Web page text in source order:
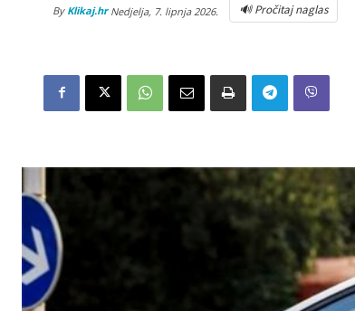
By Klikaj.hr Nedjelja, 7. lipnja 2026. 🔊 Pročitaj naglas